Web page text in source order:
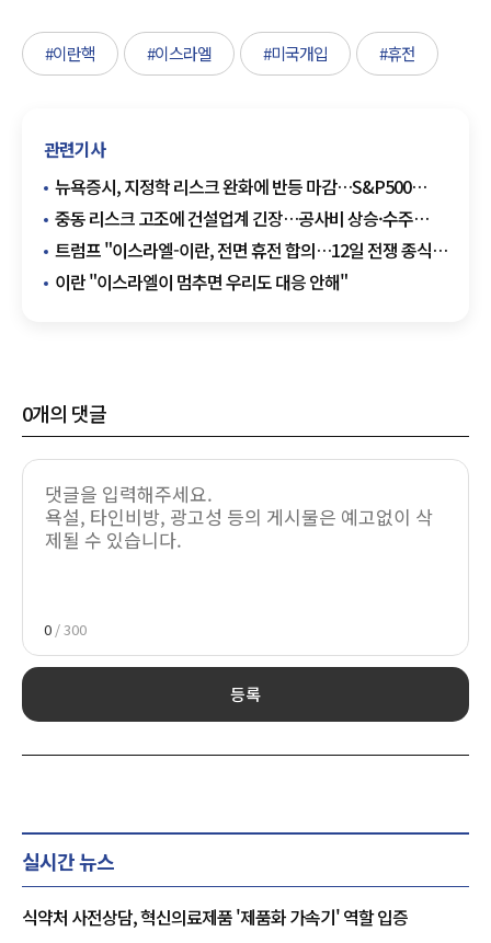
#이란핵 #이스라엘 #미국개입 #휴전
관련기사
뉴욕증시, 지정학 리스크 완화에 반등 마감…S&P500
6000선 회복
중동 리스크 고조에 건설업계 긴장…공사비 상승·수주
축소 우려
트럼프 "이스라엘-이란, 전면 휴전 합의…12일 전쟁 종식
선언"
이란 "이스라엘이 멈추면 우리도 대응 안해"
0개의 댓글
0 / 300
등록
실시간 뉴스
식약처 사전상담, 혁신의료제품 '제품화 가속기' 역할 입증